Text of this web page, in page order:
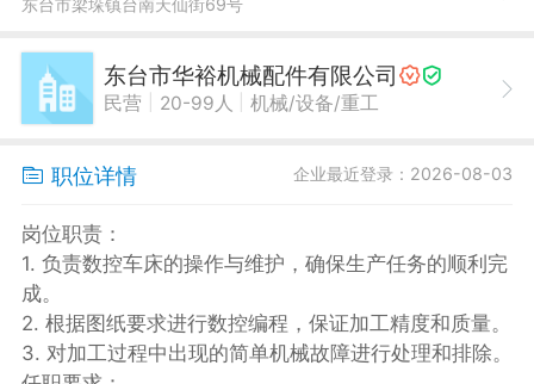
东台市梁垛镇台南天仙街69号
东台市华裕机械配件有限公司
民营 20-99人 机械/设备/重工
职位详情 企业最近登录：2026-08-03
岗位职责：
1. 负责数控车床的操作与维护，确保生产任务的顺利完
成。
2. 根据图纸要求进行数控编程，保证加工精度和质量。
3. 对加工过程中出现的简单机械故障进行处理和排除。